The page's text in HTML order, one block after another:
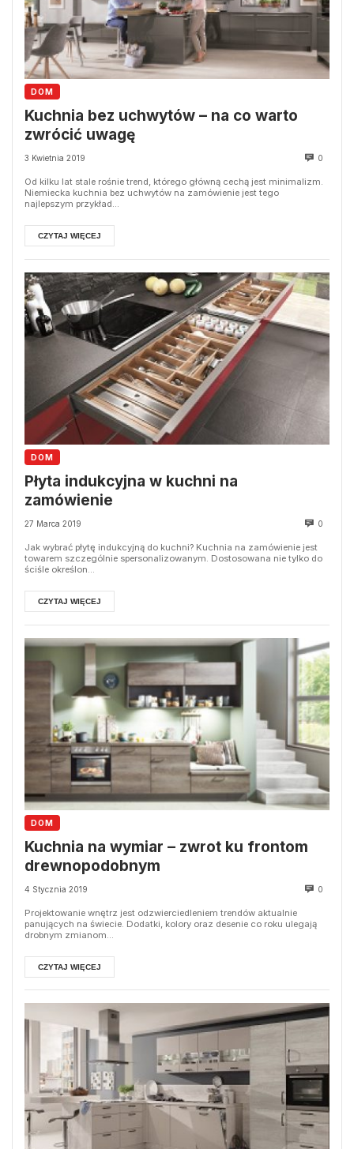
DOM
Kuchnia bez uchwytów – na co warto
zwrócić uwagę
3 Kwietnia 2019 0
Od kilku lat stale rośnie trend, którego główną cechą jest minimalizm.
Niemiecka kuchnia bez uchwytów na zamówienie jest tego
najlepszym przykład...
CZYTAJ WIĘCEJ
DOM
Płyta indukcyjna w kuchni na
zamówienie
27 Marca 2019 0
Jak wybrać płytę indukcyjną do kuchni? Kuchnia na zamówienie jest
towarem szczególnie spersonalizowanym. Dostosowana nie tylko do
ściśle określon...
CZYTAJ WIĘCEJ
DOM
Kuchnia na wymiar – zwrot ku frontom
drewnopodobnym
4 Stycznia 2019 0
Projektowanie wnętrz jest odzwierciedleniem trendów aktualnie
panujących na świecie. Dodatki, kolory oraz desenie co roku ulegają
drobnym zmianom...
CZYTAJ WIĘCEJ